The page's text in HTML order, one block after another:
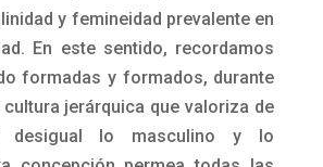
y femineidad prevalente en
En este sentido, recordamos
formadas y formados, durante
jerárquica que valoriza de
desigual lo masculino y lo